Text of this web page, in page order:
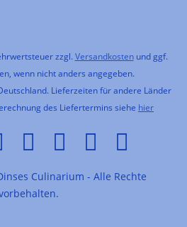
zzgl. Versandkostenund ggf.
wenn nicht anders angegeben.
Lieferzeiten für andere Länder
des Liefertermins siehe hier
Culinarium - Alle Rechte